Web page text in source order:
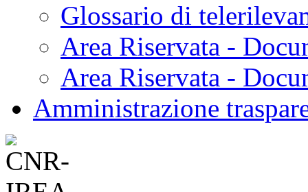
Glossario di
Area Riservata -
Area Riservata -
Amministrazione